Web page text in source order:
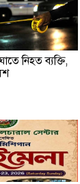
নিহত ব্যক্তি,